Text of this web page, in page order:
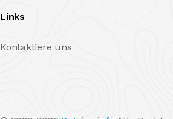
Links
Kontaktiere uns